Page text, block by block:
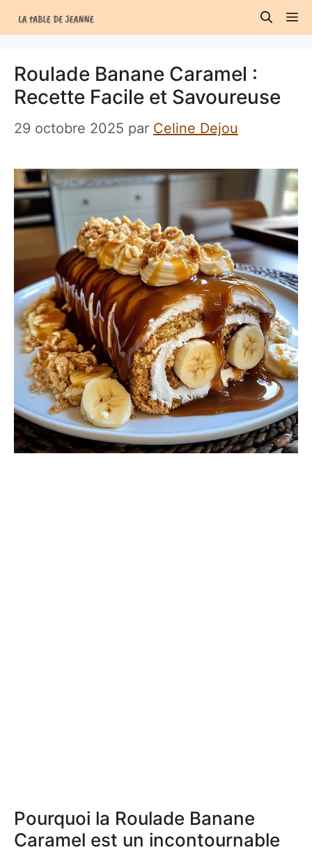
au
Roulade Banane Caramel :
Recette Facile et Savoureuse
29 octobre 2025 par Celine Dejou
Pourquoi la Roulade Banane
Caramel est un incontournable